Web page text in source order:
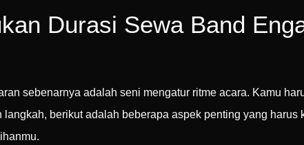
Durasi Sewa Band
sebenarnya adalah seni mengatur ritme acara. Kamu
berikut adalah beberapa aspek penting yang